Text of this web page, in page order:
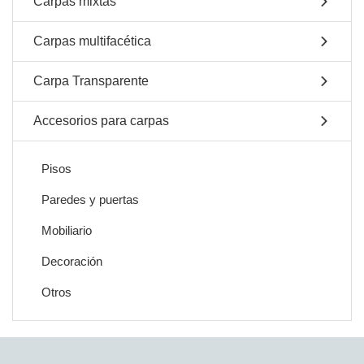
Carpas multifacética
Carpa Transparente
Accesorios para carpas
Pisos
Paredes y puertas
Mobiliario
Decoración
Otros